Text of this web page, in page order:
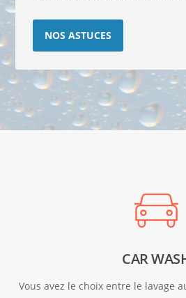
NOS ASTUCES
CAR
Vous avez le choix entre le lavage